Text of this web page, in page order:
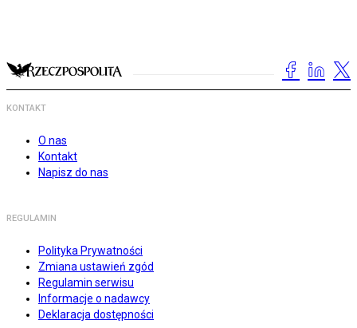
KONTAKT
O nas
Kontakt
Napisz do nas
REGULAMIN
Polityka Prywatności
Zmiana ustawień zgód
Regulamin serwisu
Informacje o nadawcy
Deklaracja dostępności